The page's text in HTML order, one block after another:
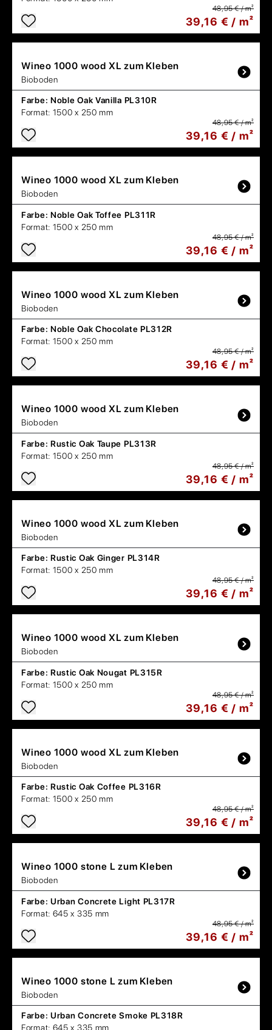
48,95 € / m²
39,16 € / m²
Wineo 1000 wood XL zum Kleben
Bioboden
Farbe: Noble Oak Vanilla PL310R
Format: 1500 x 250 mm
48,95 € / m²
39,16 € / m²
Wineo 1000 wood XL zum Kleben
Bioboden
Farbe: Noble Oak Toffee PL311R
Format: 1500 x 250 mm
48,95 € / m²
39,16 € / m²
Wineo 1000 wood XL zum Kleben
Bioboden
Farbe: Noble Oak Chocolate PL312R
Format: 1500 x 250 mm
48,95 € / m²
39,16 € / m²
Wineo 1000 wood XL zum Kleben
Bioboden
Farbe: Rustic Oak Taupe PL313R
Format: 1500 x 250 mm
48,95 € / m²
39,16 € / m²
Wineo 1000 wood XL zum Kleben
Bioboden
Farbe: Rustic Oak Ginger PL314R
Format: 1500 x 250 mm
48,95 € / m²
39,16 € / m²
Wineo 1000 wood XL zum Kleben
Bioboden
Farbe: Rustic Oak Nougat PL315R
Format: 1500 x 250 mm
48,95 € / m²
39,16 € / m²
Wineo 1000 wood XL zum Kleben
Bioboden
Farbe: Rustic Oak Coffee PL316R
Format: 1500 x 250 mm
48,95 € / m²
39,16 € / m²
Wineo 1000 stone L zum Kleben
Bioboden
Farbe: Urban Concrete Light PL317R
Format: 645 x 335 mm
48,95 € / m²
39,16 € / m²
Wineo 1000 stone L zum Kleben
Bioboden
Farbe: Urban Concrete Smoke PL318R
Format: 645 x 335 mm